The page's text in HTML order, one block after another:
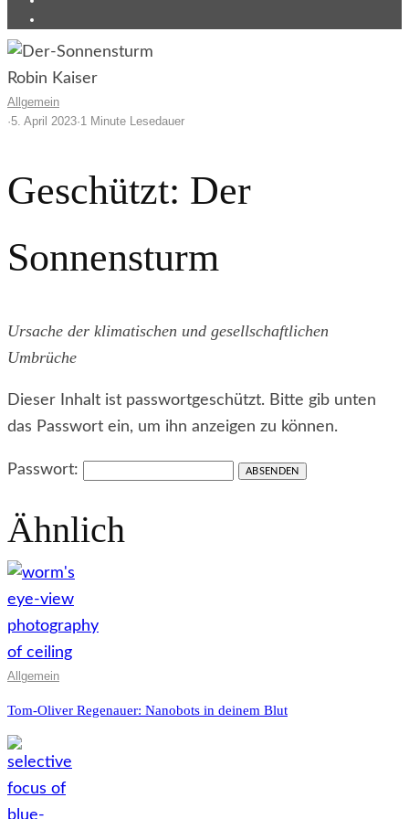
Robin Kaiser
Allgemein
·5. April 2023·1 Minute Lesedauer
Geschützt: Der
Sonnensturm
Ursache der klimatischen und gesellschaftlichen
Umbrüche
Dieser Inhalt ist passwortgeschützt. Bitte gib unten
das Passwort ein, um ihn anzeigen zu können.
Passwort:
Ähnlich
Allgemein
Tom-Oliver Regenauer: Nanobots in deinem Blut